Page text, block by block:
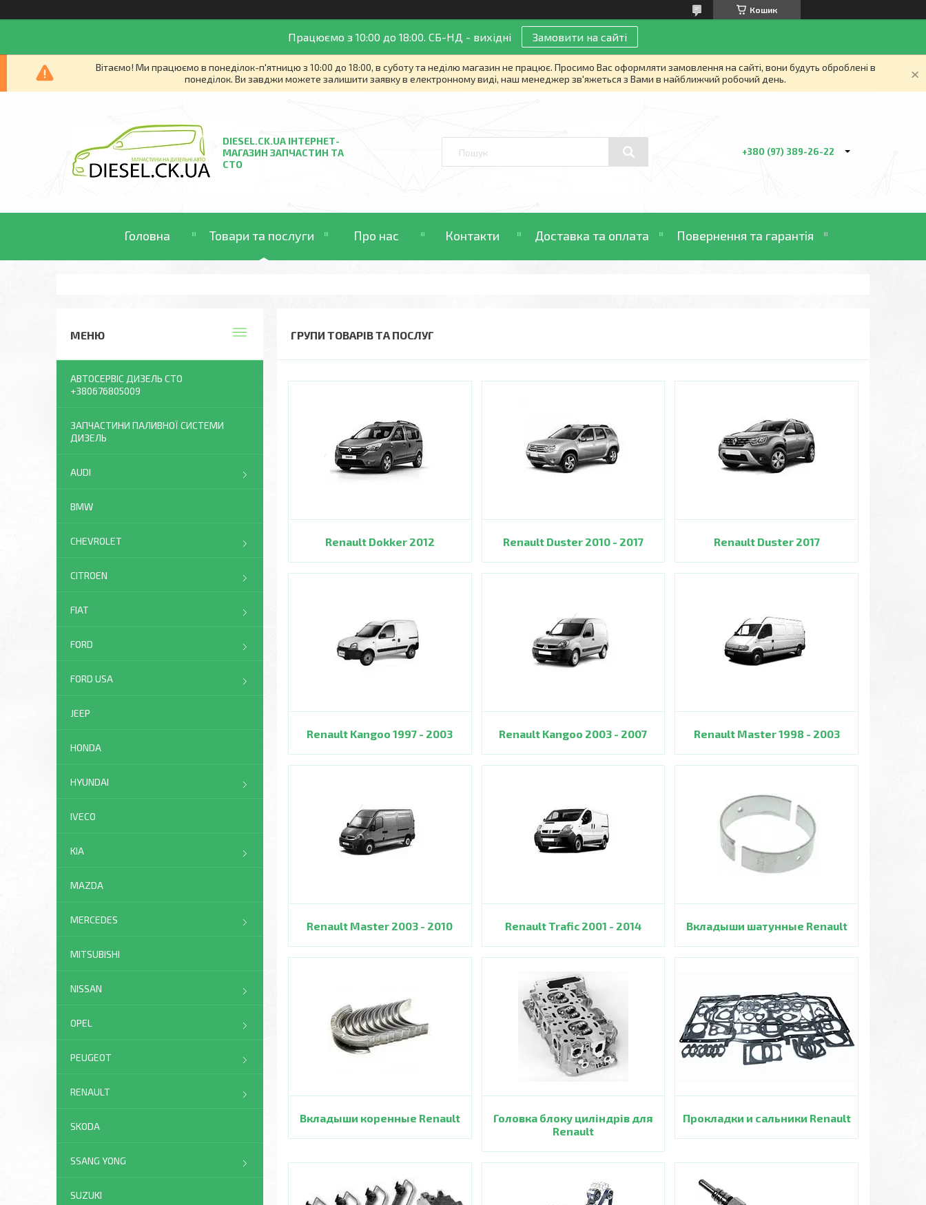
Кошик
Працюємо з 10:00 до 18:00. СБ-НД - вихідні Замовити на сайті
Вітаємо! Ми працюємо в понеділок-п'ятницю з 10:00 до 18:00, в суботу та неділю магазин не працює. Просимо Вас оформляти замовлення на сайті, вони будуть оброблені в
понеділок. Ви завджи можете залишити заявку в електронному виді, наш менеджер зв'яжеться з Вами в найближчий робочий день.
DIESEL.CK.UA ІНТЕРНЕТ-
МАГАЗИН ЗАПЧАСТИН ТА
СТО
+380 (97) 389-26-22
Головна Товари та послуги Про нас Контакти Доставка та оплата Повернення та гарантія
ГРУПИ ТОВАРІВ ТА ПОСЛУГ
Renault Dokker 2012 Renault Duster 2010 - 2017 Renault Duster 2017
Renault Kangoo 1997 - 2003 Renault Kangoo 2003 - 2007 Renault Master 1998 - 2003
Renault Master 2003 - 2010 Renault Trafic 2001 - 2014 Вкладыши шатунные Renault
Вкладыши коренные Renault
Головка блоку циліндрів для
Renault
Прокладки и сальники Renault
АВТОСЕРВІС ДИЗЕЛЬ СТО
+380676805009
ЗАПЧАСТИНИ ПАЛИВНОЇ СИСТЕМИ
ДИЗЕЛЬ
AUDI
BMW
CHEVROLET
CITROEN
FIAT
FORD
FORD USA
JEEP
HONDA
HYUNDAI
IVECO
KIA
MAZDA
MERCEDES
MITSUBISHI
NISSAN
OPEL
PEUGEOT
RENAULT
SKODA
SSANG YONG
SUZUKI